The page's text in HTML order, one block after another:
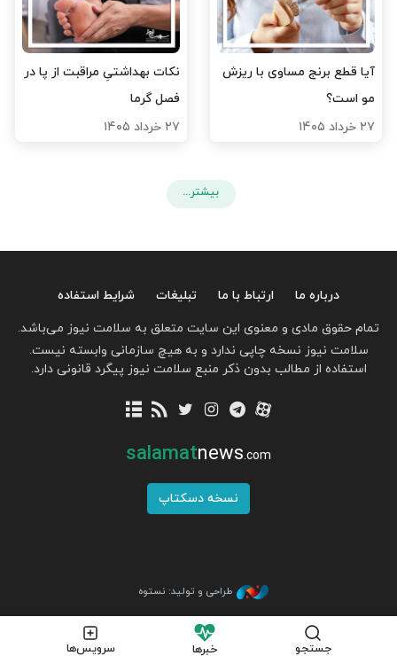
آیا قطع برنج مساوی با ریزش
مو است؟
۲۷ خرداد ۱۴۰۵
نکات بهداشتیِ مراقبت از پا در
فصل گرما
۲۷ خرداد ۱۴۰۵
بیشتر...
جستجو خبرها سرویس‌ها
درباره ما ارتباط با ما تبلیغات
شرایط استفاده
تمام حقوق مادی و معنوی این سایت متعلق به سلامت نیوز می‌باشد.
سلامت نیوز نسخه چاپی ندارد و به هیچ سازمانی وابسته نیست.
استفاده از مطالب بدون ذکر منبع سلامت نیوز پیگرد قانونی دارد.
salamatnews.com
نسخه دسکتاپ
طراحی و تولید: نستوه